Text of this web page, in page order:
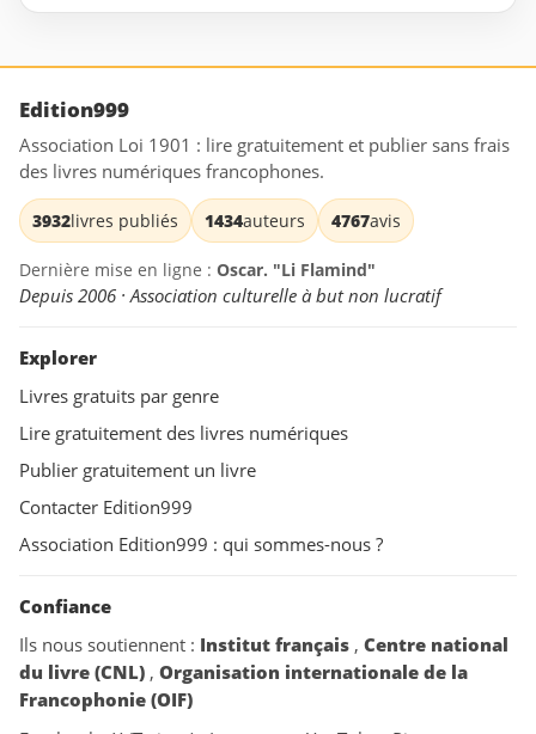
Edition999
Association Loi 1901 : lire gratuitement et publier sans frais
des livres numériques francophones.
3932livres publiés 1434auteurs 4767avis
Dernière mise en ligne : Oscar. "Li Flamind"
Depuis 2006 · Association culturelle à but non lucratif
Explorer
Livres gratuits par genre
Lire gratuitement des livres numériques
Publier gratuitement un livre
Contacter Edition999
Association Edition999 : qui sommes-nous ?
Confiance
Ils nous soutiennent : Institut français , Centre national
du livre (CNL) , Organisation internationale de la
Francophonie (OIF)